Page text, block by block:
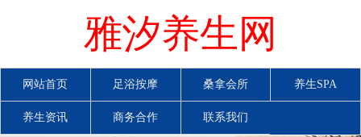
雅汐养生网
网站首页 足浴按摩 桑拿会所 养生SPA
养生资讯 商务合作 联系我们